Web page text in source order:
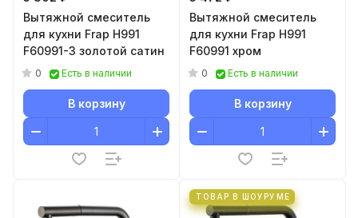
Вытяжной смеситель
для кухни Frap H991
F60991-3 золотой сатин
0 Есть в наличии
В корзину
Вытяжной смеситель
для кухни Frap H991
F60991 хром
0 Есть в наличии
В корзину
ТОВАР В ШОУРУМЕ